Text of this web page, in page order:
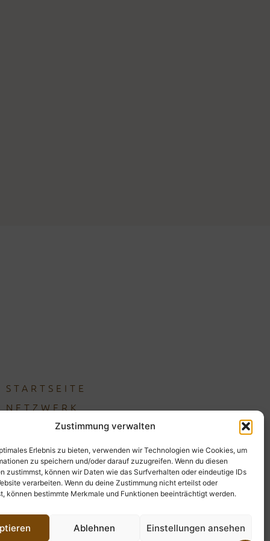
Zustimmung verwalten
Erlebnis zu bieten, verwenden wir Technologien wie Cookies, um
zu speichern und/oder darauf zuzugreifen. Wenn du diesen
zustimmst, können wir Daten wie das Surfverhalten oder eindeutige IDs
verarbeiten. Wenn du deine Zustimmung nicht erteilst oder
können bestimmte Merkmale und Funktionen beeinträchtigt werden.
Ablehnen Einstellungen ansehen
STARTSEITE
NETZWERK
KONTAKT
IMPRESSUM
DATENSCHUTZ
BARRIEREFREIHEIT